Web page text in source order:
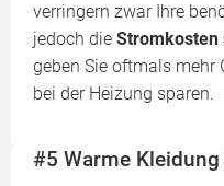
verringern zwar Ihre
jedoch die Stromkosten
geben Sie oftmals mehr
bei der Heizung sparen.
#5 Warme